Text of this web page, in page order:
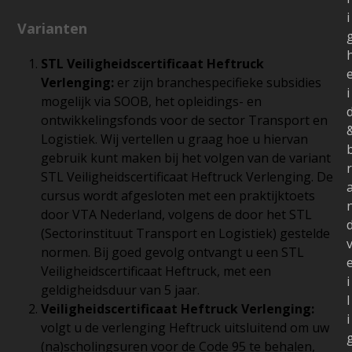
Varianten
STL Veiligheidscertificaat Heftruck
Verlenging: er zijn branchespecifieke subsidies
mogelijk via SOOB, het opleidings- en
ontwikkelingsfonds voor de sector Transport en
Logistiek. Wij vertellen u graag hoe u hiervan
gebruik kunt maken bij het volgen van de variant
STL Veiligheidscertificaat Heftruck Verlenging. De
cursus wordt afgesloten met een praktijktoets
door VTA Nederland, volgens de door het STL
(Sectorinstituut Transport en Logistiek) gestelde
normen. Bij goed gevolg ontvangt u een STL
Veiligheidscertificaat Heftruck, met een
geldigheidsduur van 5 jaar.
Veiligheidscertificaat Heftruck Verlenging:
volgt u de verlenging Heftruck uitsluitend om uw
(na)scholingsuren voor de Code 95 te behalen,
i
i
r
v
i
l
i